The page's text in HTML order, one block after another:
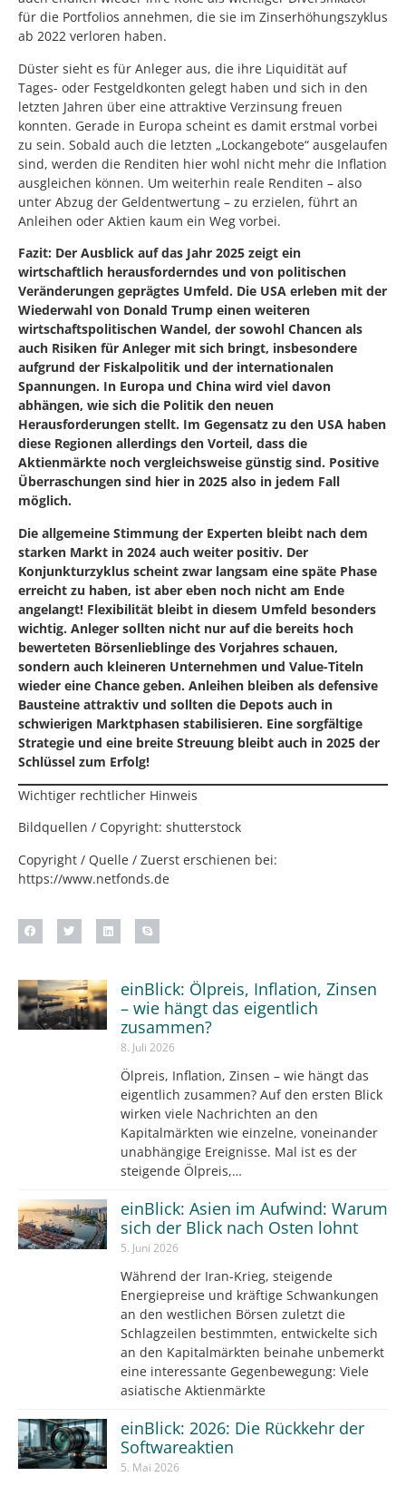
für die Portfolios annehmen, die sie im Zinserhöhungszyklus
ab 2022 verloren haben.
Düster sieht es für Anleger aus, die ihre Liquidität auf
Tages- oder Festgeldkonten gelegt haben und sich in den
letzten Jahren über eine attraktive Verzinsung freuen
konnten. Gerade in Europa scheint es damit erstmal vorbei
zu sein. Sobald auch die letzten „Lockangebote“ ausgelaufen
sind, werden die Renditen hier wohl nicht mehr die Inflation
ausgleichen können. Um weiterhin reale Renditen – also
unter Abzug der Geldentwertung – zu erzielen, führt an
Anleihen oder Aktien kaum ein Weg vorbei.
Fazit: Der Ausblick auf das Jahr 2025 zeigt ein
wirtschaftlich herausforderndes und von politischen
Veränderungen geprägtes Umfeld. Die USA erleben mit der
Wiederwahl von Donald Trump einen weiteren
wirtschaftspolitischen Wandel, der sowohl Chancen als
auch Risiken für Anleger mit sich bringt, insbesondere
aufgrund der Fiskalpolitik und der internationalen
Spannungen. In Europa und China wird viel davon
abhängen, wie sich die Politik den neuen
Herausforderungen stellt. Im Gegensatz zu den USA haben
diese Regionen allerdings den Vorteil, dass die
Aktienmärkte noch vergleichsweise günstig sind. Positive
Überraschungen sind hier in 2025 also in jedem Fall
möglich.
Die allgemeine Stimmung der Experten bleibt nach dem
starken Markt in 2024 auch weiter positiv. Der
Konjunkturzyklus scheint zwar langsam eine späte Phase
erreicht zu haben, ist aber eben noch nicht am Ende
angelangt! Flexibilität bleibt in diesem Umfeld besonders
wichtig. Anleger sollten nicht nur auf die bereits hoch
bewerteten Börsenlieblinge des Vorjahres schauen,
sondern auch kleineren Unternehmen und Value-Titeln
wieder eine Chance geben. Anleihen bleiben als defensive
Bausteine attraktiv und sollten die Depots auch in
schwierigen Marktphasen stabilisieren. Eine sorgfältige
Strategie und eine breite Streuung bleibt auch in 2025 der
Schlüssel zum Erfolg!
Wichtiger rechtlicher Hinweis
Bildquellen / Copyright: shutterstock
Copyright / Quelle / Zuerst erschienen bei:
https://www.netfonds.de
einBlick: Ölpreis, Inflation, Zinsen
– wie hängt das eigentlich
zusammen?
8. Juli 2026
Ölpreis, Inflation, Zinsen – wie hängt das
eigentlich zusammen? Auf den ersten Blick
wirken viele Nachrichten an den
Kapitalmärkten wie einzelne, voneinander
unabhängige Ereignisse. Mal ist es der
steigende Ölpreis,…
einBlick: Asien im Aufwind: Warum
sich der Blick nach Osten lohnt
5. Juni 2026
Während der Iran-Krieg, steigende
Energiepreise und kräftige Schwankungen
an den westlichen Börsen zuletzt die
Schlagzeilen bestimmten, entwickelte sich
an den Kapitalmärkten beinahe unbemerkt
eine interessante Gegenbewegung: Viele
asiatische Aktienmärkte
einBlick: 2026: Die Rückkehr der
Softwareaktien
5. Mai 2026